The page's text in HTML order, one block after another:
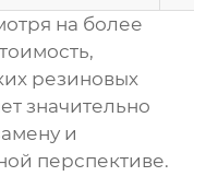
на более
резиновых
значительно
и
перспективе.